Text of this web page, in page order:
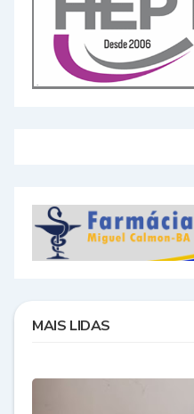
MAIS LIDAS